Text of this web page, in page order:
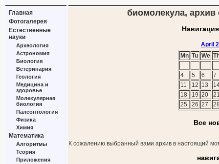
Главная
Фотогалерея
Естественные
науки
Археология
Астрономия
Биология
Ветеринария
Геология
Медицина и
здоровье
Молекулярная
биология
Палеонтология
Физика
Химия
Математика
Алгоритмы
Теория
Приложения
биомолекула, архив
April
Mn Tu We
4 5 6
7
11
12 13
18
19 20
25
26 27
Все
К сожалению выбранный вами архив в настоящий